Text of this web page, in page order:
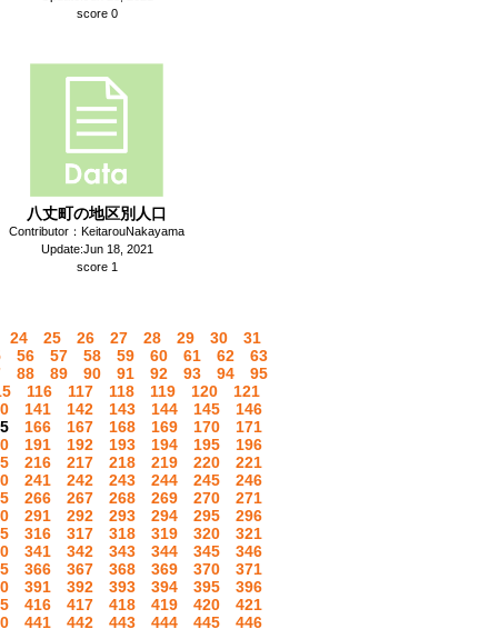
score 0
八丈町の地区別人口
Contributor：KeitarouNakayama
Update:Jun 18, 2021
score 1
24 25 26 27 28 29 30
31
56 57 58 59 60 61 62
63
88 89 90 91 92 93 94
95
116 117 118 119 120
121
141 142 143 144 145
146
166 167 168 169 170
171
191 192 193 194 195
196
216 217 218 219 220
221
241 242 243 244 245
246
266 267 268 269 270
271
291 292 293 294 295
296
316 317 318 319 320
321
341 342 343 344 345
346
366 367 368 369 370
371
391 392 393 394 395
396
416 417 418 419 420
421
441 442 443 444 445 446